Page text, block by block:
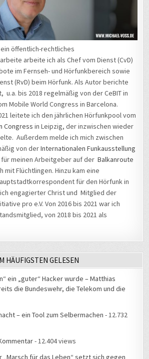
öffentlich-rechtliches
arbeite ich als Chef vom Dienst (CvD)
im Fernseh- und Hörfunkbereich sowie
(RvD) beim Hörfunk. Als Autor berichte
u.a. bis 2018 regelmäßig von der CeBIT in
Mobile World Congress in Barcelona.
leitete ich den jährlichen Hörfunkpool vom
Congress in Leipzig, der inzwischen wieder
Außerdem melde ich mich zwischen
von derInternationalen Funkausstellung
für meinen Arbeitgeber auf derBalkanroute
mit Flüchtlingen. Hinzu kam eine
für den Hörfunk in
engagierter Christ und Mitglied der
pro e.V. Von 2016 bis 2021 war ich
von 2018 bis 2021 als
HÄUFIGSTEN GELESEN
ein „guter“ Hacker wurde – Matthias
die Bundeswehr, die Telekom und die
– ein Tool zum Selbermachen - 12.732
- 12.404 views